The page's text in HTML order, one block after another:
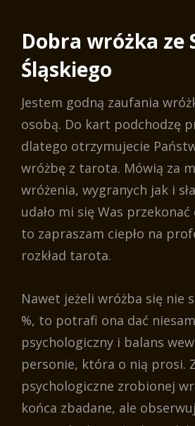
Dobra wróżka ze
Śląskiego
Jestem godną zaufania
osobą. Do kart podchodzę
dlatego otrzymujecie
wróżbę z tarota. Mówią za
wróżenia, wygranych jak i
udało mi się Was
to zapraszam ciepło na
rozkład tarota.
Nawet jeżeli wróżba się nie
%, to potrafi ona dać
psychologiczny i balans
personie, która o nią prosi.
psychologiczne zrobionej
końca zbadane, ale